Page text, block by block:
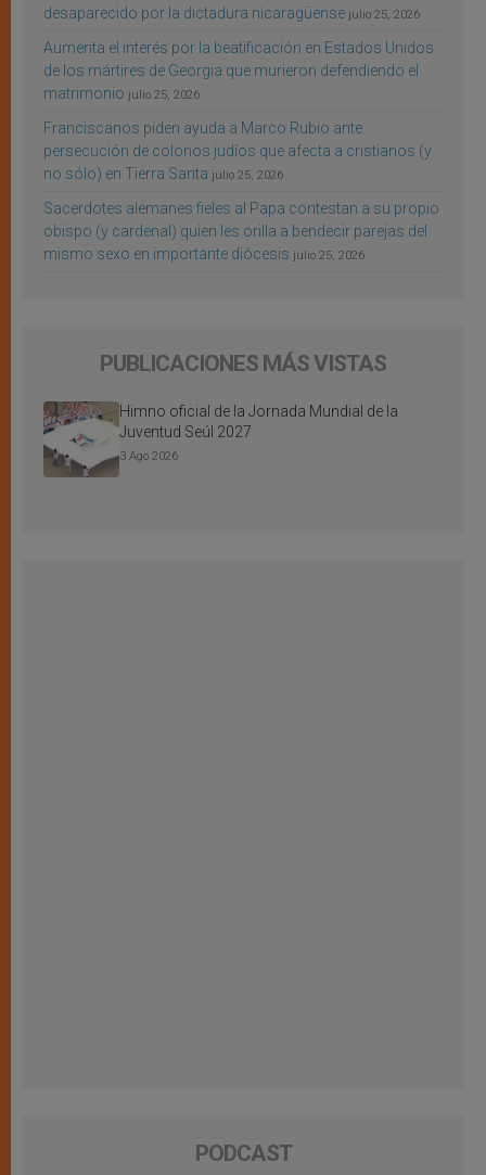
desaparecido por la dictadura nicaragüense julio 25, 2026
Aumenta el interés por la beatificación en Estados Unidos
de los mártires de Georgia que murieron defendiendo el
matrimonio julio 25, 2026
Franciscanos piden ayuda a Marco Rubio ante
persecución de colonos judíos que afecta a cristianos (y
no sólo) en Tierra Santa julio 25, 2026
Sacerdotes alemanes fieles al Papa contestan a su propio
obispo (y cardenal) quien les orilla a bendecir parejas del
mismo sexo en importante diócesis julio 25, 2026
PUBLICACIONES MÁS VISTAS
Himno oficial de la Jornada Mundial de la
Juventud Seúl 2027
3 Ago 2026
PODCAST